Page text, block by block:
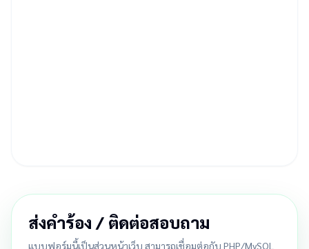
ส่งคำร้อง / ติดต่อสอบถาม
แบบฟอร์มนี้เป็นส่วนหน้าเว็บ สามารถเชื่อมต่อกับ PHP/MySQL